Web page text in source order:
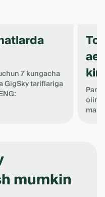
7 kungacha
GigSky tariflariga
oling
mumkin